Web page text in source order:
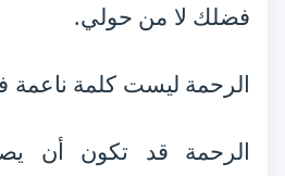
فضلك لا من حولي.
الرحمة ليست كلمة
الرحمة قد تكون أن